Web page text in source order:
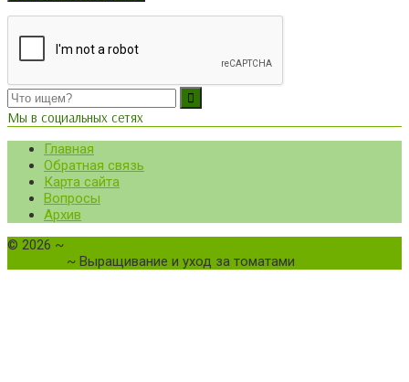
Мы в социальных сетях
Главная
Обратная связь
Карта сайта
Вопросы
Архив
© 2026 ~
~ Выращивание и уход за томатами